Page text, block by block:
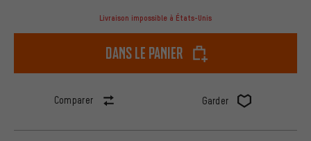
Livraison impossible à États-Unis
dans le panier
Comparer Garder